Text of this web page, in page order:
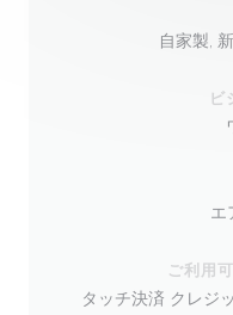
自家製,
ビ
エ
ご利用
タッチ決済 クレジ